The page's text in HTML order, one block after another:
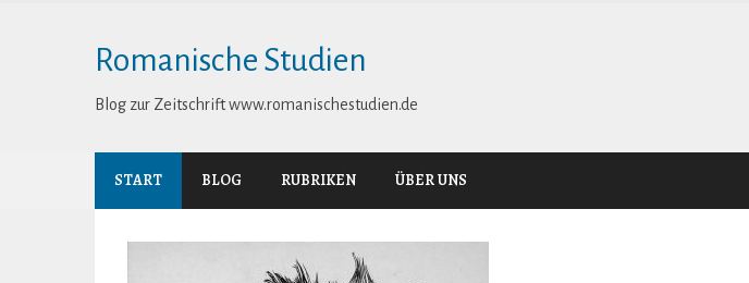
Romanische Studien
Blog zur Zeitschrift www.romanischestudien.de
START BLOG RUBRIKEN ÜBER UNS